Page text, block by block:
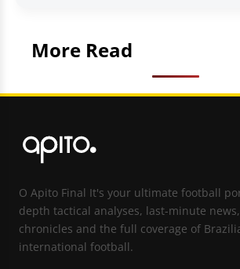
More Read
O Apito Final It's your ultimate football
depth tactical analyses, last-minute
chronicles and the full coverage of
international football.